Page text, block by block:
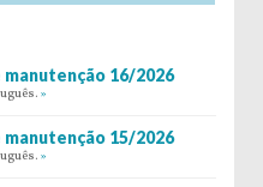
16/2026
»
15/2026
»